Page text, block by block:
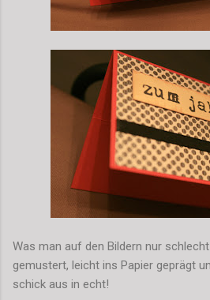
Was man auf den Bildern nur
gemustert, leicht ins Papier geprägt
schick aus in echt!